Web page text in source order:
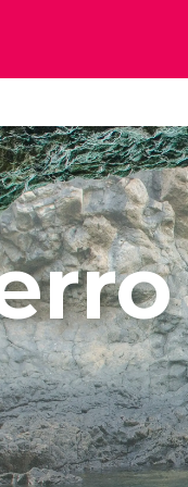
Italie
Maroc
Turquie